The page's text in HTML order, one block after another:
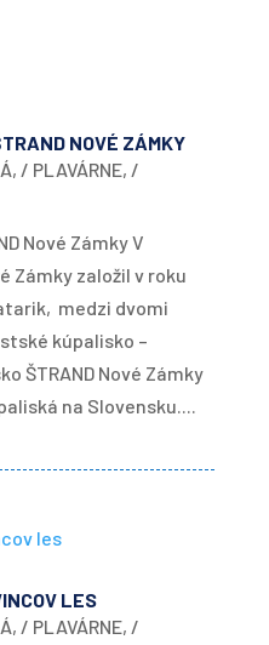
NOVÉ ZÁMKY
, / PLAVÁRNE, /
Nové Zámky V
Zámky založil v roku
medzi dvomi
kúpalisko –
ŠTRAND Nové Zámky
na Slovensku....
LES
, / PLAVÁRNE, /